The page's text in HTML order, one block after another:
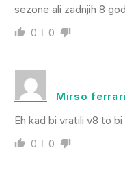
sezone ali zadnjih 8
0 0
Mirso ferrari
Eh kad bi vratili v8 to
0 0